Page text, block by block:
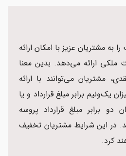
به مشتریان عزیز با امکان ارائه
ارائه می‌دهد. بدین معنا
مشتریان می‌توانند با ارائه
یک‌ونیم برابر مبلغ قرارداد و یا
برابر مبلغ قرارداد پروسه
در این شرایط مشتریان تخفیف
کرد.